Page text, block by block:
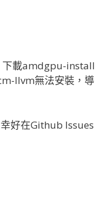
載amdgpu-install
llvm無法安裝，導
好在Github Issues